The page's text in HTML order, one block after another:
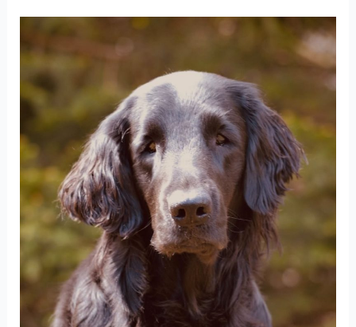
(26-
280)